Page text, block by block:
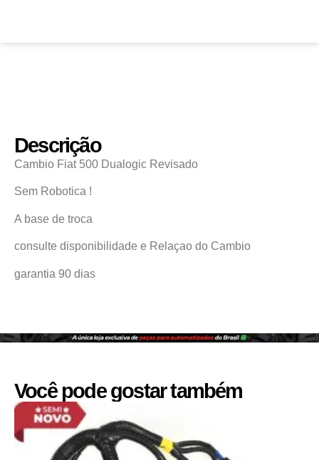
Descrição
Cambio Fiat 500 Dualogic Revisado
Sem Robotica !
A base de troca
consulte disponibilidade e Relaçao do Cambio
garantia 90 dias
Você pode gostar também